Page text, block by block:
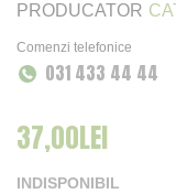
PRODUCATOR
Comenzi telefonice
031 433 44 44
37,00LEI
INDISPONIBIL